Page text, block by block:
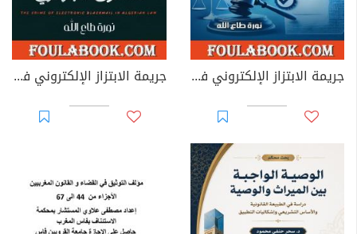
جريمة الابتزاز الإلكتروني في القوانين العربية جريمة الابتزاز الإلكتروني في القانون الجزائري